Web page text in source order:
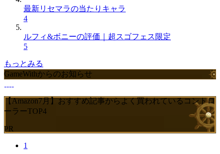
最新リセマラの当たりキャラ
4
ルフィ&ボニーの評価｜超スゴフェス限定
5
もっとみる
GameWithからのお知らせ
【Amazon7月】おすすめ記事からよく買われているコントロ
ーラーTOP4
PR
1